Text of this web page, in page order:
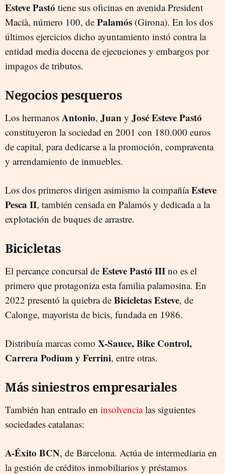
Esteve Pastó tiene sus oficinas en avenida President
Macià, número 100, de Palamós (Girona). En los dos
últimos ejercicios dicho ayuntamiento instó contra la
entidad media docena de ejecuciones y embargos por
impagos de tributos.
Negocios pesqueros
Los hermanos Antonio, Juan y José Esteve Pastó
constituyeron la sociedad en 2001 con 180.000 euros
de capital, para dedicarse a la promoción, compraventa
y arrendamiento de inmuebles.
Los dos primeros dirigen asimismo la compañíaEsteve
Pesca II, también censada en Palamós y dedicada a la
explotación de buques de arrastre.
Bicicletas
El percance concursal de Esteve Pastó III no es el
primero que protagoniza esta familia palamosina. En
2022 presentó la quiebra de Bicicletas Esteve, de
Calonge, mayorista de bicis, fundada en 1986.
Distribuía marcas como X-Sauce, Bike Control,
Carrera Podium y Ferrini, entre otras.
Más siniestros empresariales
También han entrado en insolvencialas siguientes
sociedades catalanas:
A-Éxito BCN, de Barcelona. Actúa de intermediaria en
la gestión de créditos inmobiliarios y préstamos